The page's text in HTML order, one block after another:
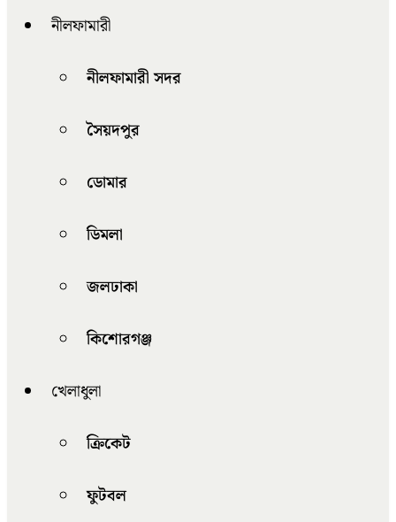
নীলফামারী
নীলফামারী সদর
সৈয়দপুর
ডোমার
ডিমলা
জলঢাকা
কিশোরগঞ্জ
খেলাধুলা
ক্রিকেট
ফুটবল